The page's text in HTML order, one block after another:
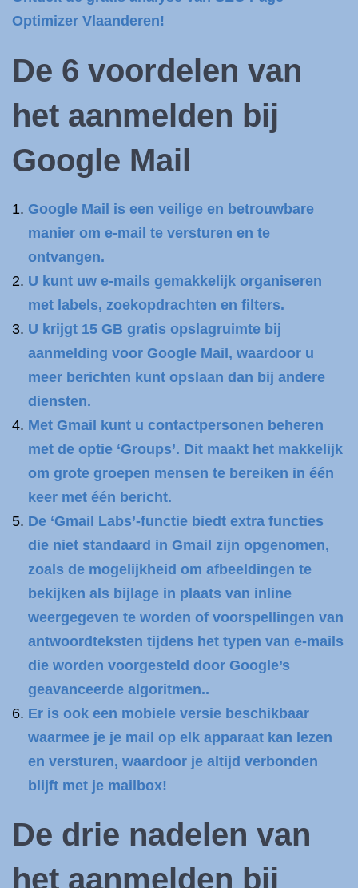
Optimizer Vlaanderen!
De 6 voordelen van
het aanmelden bij
Google Mail
Google Mail is een veilige en betrouwbare
manier om e-mail te versturen en te
ontvangen.
U kunt uw e-mails gemakkelijk organiseren
met labels, zoekopdrachten en filters.
U krijgt 15 GB gratis opslagruimte bij
aanmelding voor Google Mail, waardoor u
meer berichten kunt opslaan dan bij andere
diensten.
Met Gmail kunt u contactpersonen beheren
met de optie ‘Groups’. Dit maakt het makkelijk
om grote groepen mensen te bereiken in één
keer met één bericht.
De ‘Gmail Labs’-functie biedt extra functies
die niet standaard in Gmail zijn opgenomen,
zoals de mogelijkheid om afbeeldingen te
bekijken als bijlage in plaats van inline
weergegeven te worden of voorspellingen van
antwoordteksten tijdens het typen van e-mails
die worden voorgesteld door Google’s
geavanceerde algoritmen..
Er is ook een mobiele versie beschikbaar
waarmee je je mail op elk apparaat kan lezen
en versturen, waardoor je altijd verbonden
blijft met je mailbox!
De drie nadelen van
het aanmelden bij